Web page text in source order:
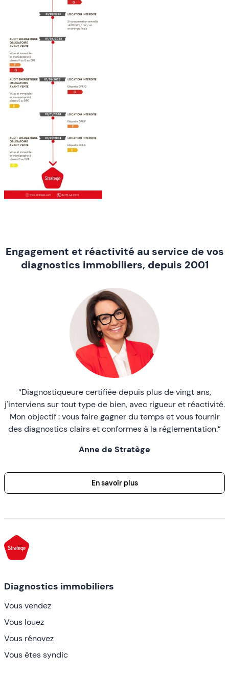
Engagement et réactivité au service de vos
diagnostics immobiliers, depuis 2001
“Diagnostiqueure certifiée depuis plus de vingt ans,
j'interviens sur tout type de bien, avec rigueur et réactivité.
Mon objectif : vous faire gagner du temps et vous fournir
des diagnostics clairs et conformes à la réglementation.”
Anne de Stratège
En savoir plus
Diagnostics immobiliers
Vous vendez
Vous louez
Vous rénovez
Vous êtes syndic